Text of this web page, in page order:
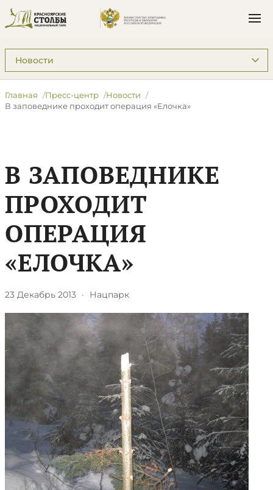
Подразделы: Пресс-центр
Главная Пресс-центр
Новости
В заповеднике проходит операция «Елочка»
В ЗАПОВЕДНИКЕ
ПРОХОДИТ
ОПЕРАЦИЯ
«ЕЛОЧКА»
23 Декабрь 2013 · Нацпарк